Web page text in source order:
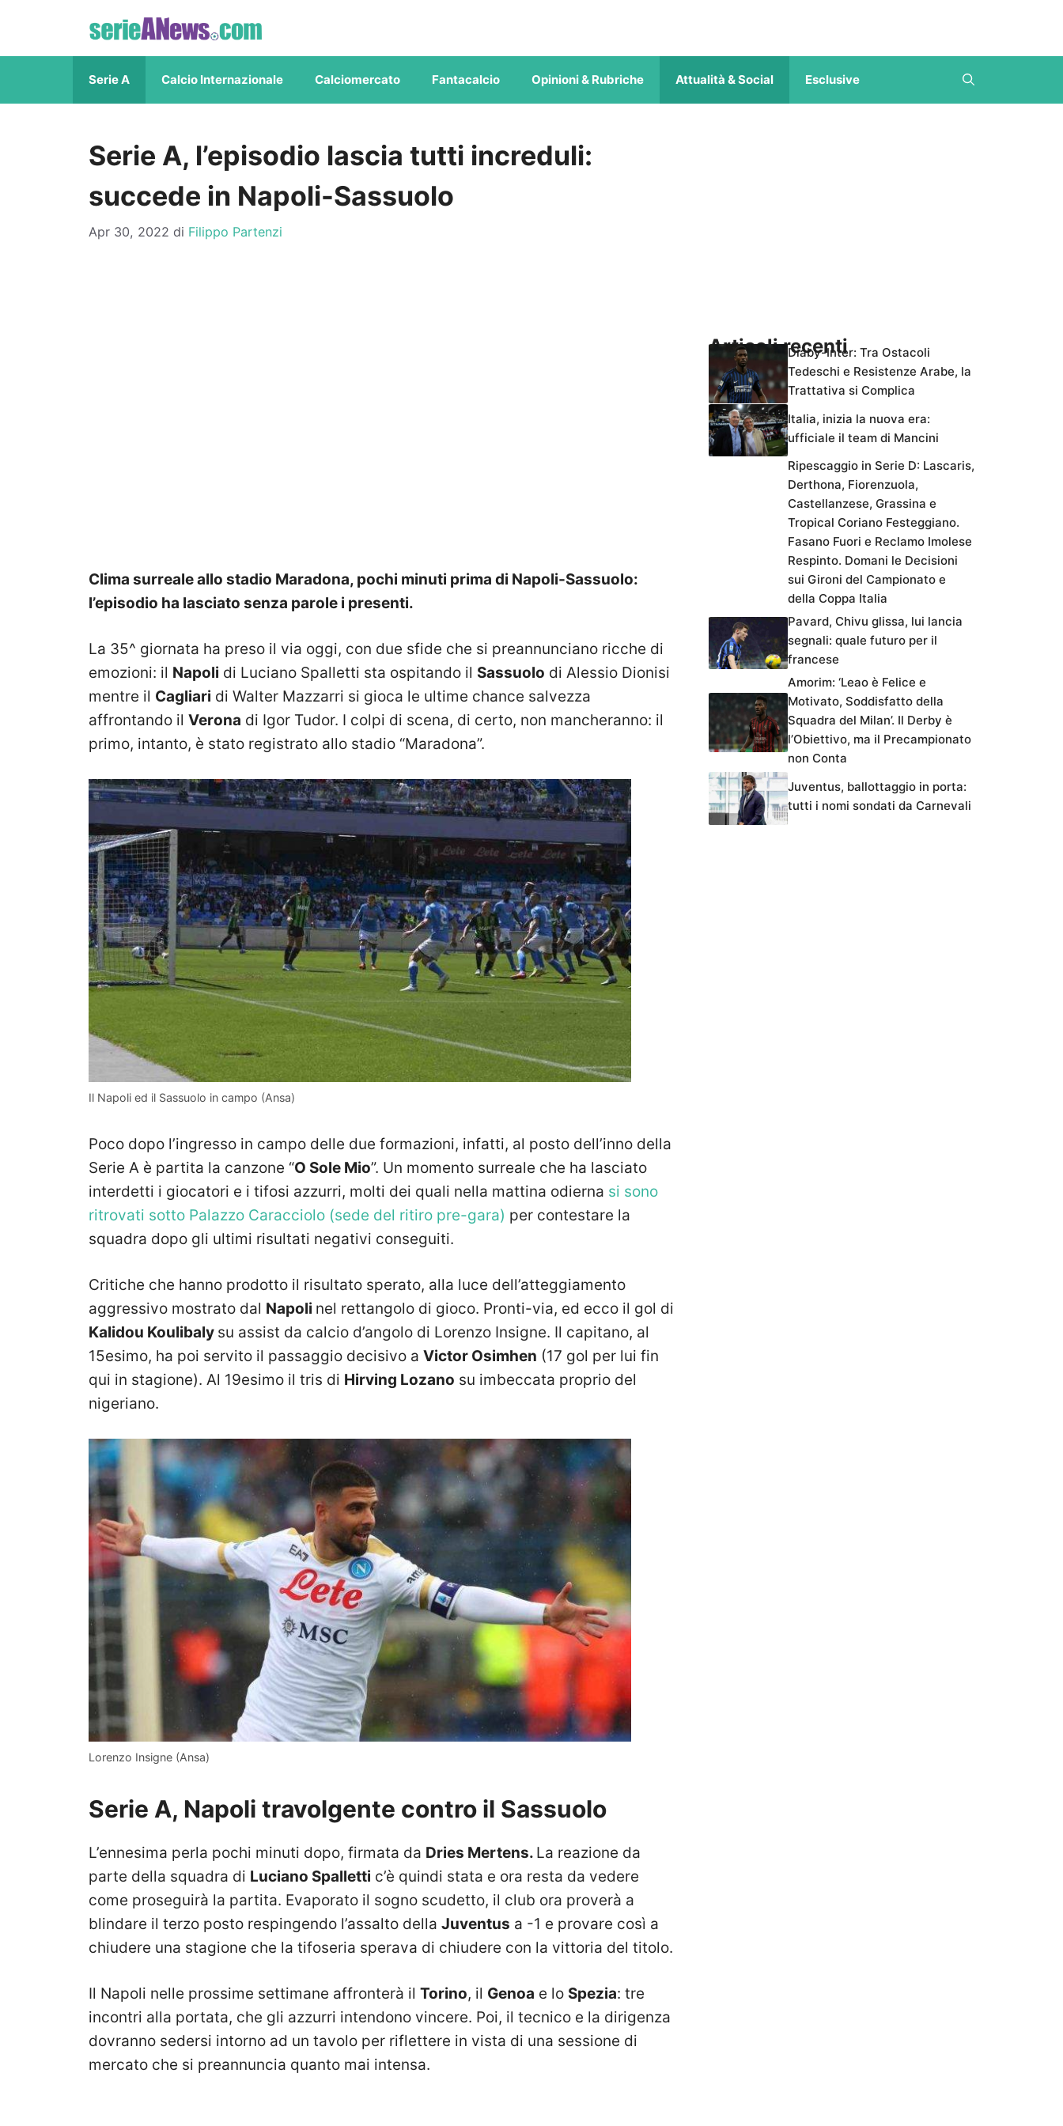
contenuto
Serie A Calcio Internazionale Calciomercato Fantacalcio Opinioni & Rubriche Attualità & Social Esclusive
Serie A, l’episodio lascia tutti increduli:
succede in Napoli-Sassuolo
Apr 30, 2022 di Filippo Partenzi
Clima surreale allo stadio Maradona, pochi minuti prima di Napoli-Sassuolo:
l’episodio ha lasciato senza parole i presenti.
La 35^ giornata ha preso il via oggi, con due sfide che si preannunciano ricche di
emozioni: il Napoli di Luciano Spalletti sta ospitando il Sassuolo di Alessio Dionisi
mentre il Cagliari di Walter Mazzarri si gioca le ultime chance salvezza
affrontando il Verona di Igor Tudor. I colpi di scena, di certo, non mancheranno: il
primo, intanto, è stato registrato allo stadio “Maradona”.
Il Napoli ed il Sassuolo in campo (Ansa)
Poco dopo l’ingresso in campo delle due formazioni, infatti, al posto dell’inno della
Serie A è partita la canzone “O Sole Mio”. Un momento surreale che ha lasciato
interdetti i giocatori e i tifosi azzurri, molti dei quali nella mattina odierna si sono
ritrovati sotto Palazzo Caracciolo (sede del ritiro pre-gara) per contestare la
squadra dopo gli ultimi risultati negativi conseguiti.
Critiche che hanno prodotto il risultato sperato, alla luce dell’atteggiamento
aggressivo mostrato dal Napoli nel rettangolo di gioco. Pronti-via, ed ecco il gol di
Kalidou Koulibaly su assist da calcio d’angolo di Lorenzo Insigne. Il capitano, al
15esimo, ha poi servito il passaggio decisivo a Victor Osimhen (17 gol per lui fin
qui in stagione). Al 19esimo il tris di Hirving Lozano su imbeccata proprio del
nigeriano.
Lorenzo Insigne (Ansa)
Serie A, Napoli travolgente contro il Sassuolo
L’ennesima perla pochi minuti dopo, firmata da Dries Mertens. La reazione da
parte della squadra di Luciano Spalletti c’è quindi stata e ora resta da vedere
come proseguirà la partita. Evaporato il sogno scudetto, il club ora proverà a
blindare il terzo posto respingendo l’assalto della Juventus a -1 e provare così a
chiudere una stagione che la tifoseria sperava di chiudere con la vittoria del titolo.
Il Napoli nelle prossime settimane affronterà il Torino, il Genoa e lo Spezia: tre
incontri alla portata, che gli azzurri intendono vincere. Poi, il tecnico e la dirigenza
dovranno sedersi intorno ad un tavolo per riflettere in vista di una sessione di
mercato che si preannuncia quanto mai intensa.
Articoli recentiDiaby-Inter: Tra Ostacoli
Tedeschi e Resistenze Arabe, la
Trattativa si Complica
Italia, inizia la nuova era:
ufficiale il team di Mancini
Ripescaggio in Serie D: Lascaris,
Derthona, Fiorenzuola,
Castellanzese, Grassina e
Tropical Coriano Festeggiano.
Fasano Fuori e Reclamo Imolese
Respinto. Domani le Decisioni
sui Gironi del Campionato e
della Coppa Italia
Pavard, Chivu glissa, lui lancia
segnali: quale futuro per il
francese
Amorim: ‘Leao è Felice e
Motivato, Soddisfatto della
Squadra del Milan’. Il Derby è
l’Obiettivo, ma il Precampionato
non Conta
Juventus, ballottaggio in porta:
tutti i nomi sondati da Carnevali